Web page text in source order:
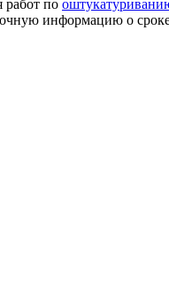
работ по
информацию о